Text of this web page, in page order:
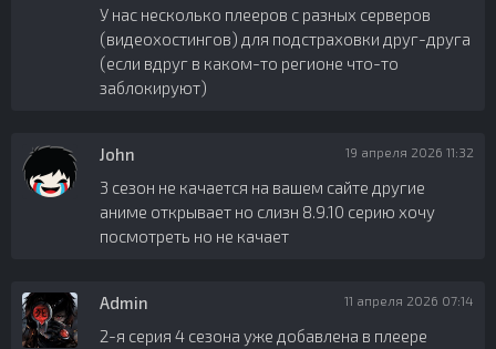
У нас несколько плееров с разных серверов
(видеохостингов) для подстраховки друг-друга
(если вдруг в каком-то регионе что-то
заблокируют)
John 19 апреля 2026 11:32
3 сезон не качается на вашем сайте другие
аниме открывает но слизн 8.9.10 серию хочу
посмотреть но не качает
Admin 11 апреля 2026 07:14
2-я серия 4 сезона уже добавлена в плеере